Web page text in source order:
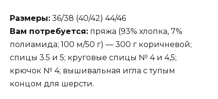
Размеры: 36/38 (40/42) 44/46
Вам потребуется: пряжа (93% хлопка, 7%
полиамида; 100 м/50 г) — 300 г коричневой;
спицы 3.5 и 5; круговые спицы № 4 и 4,5;
крючок № 4; вышивальная игла с тупым
концом для шерсти.